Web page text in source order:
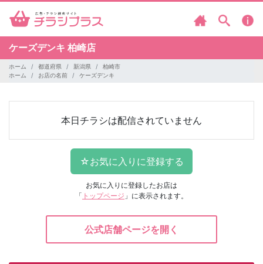
ケーズデンキ 柏崎店
ホーム 都道府県 新潟県
柏崎市
ホーム
お店の名前 ケーズデンキ
本日チラシは配信されていません
お気に入りに登録したお店は
「 トップページ 」に表示されます。
公式店舗ページを開く